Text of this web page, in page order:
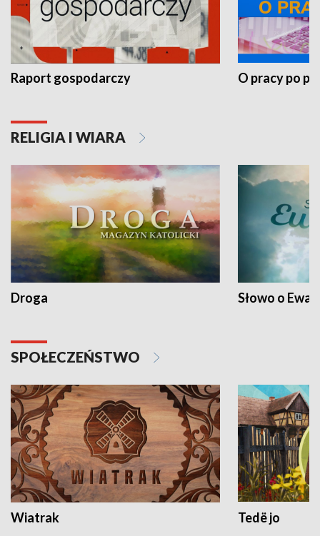
Raport gospodarczy O pracy po
RELIGIA I WIARA
Droga Słowo o
SPOŁECZEŃSTWO
Wiatrak Tedë jo